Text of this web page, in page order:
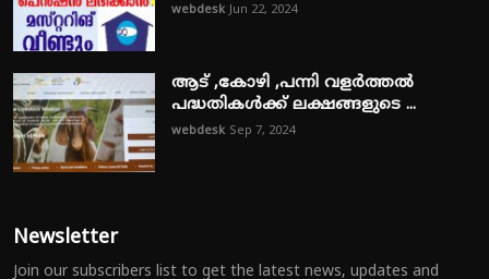
webdesk Jun 22, 2024
ആട് ,കോഴി ,പന്നി വളർത്തൽ
പദ്ധതികൾക്ക് ലക്ഷങ്ങളുടെ ...
webdesk Sep 7, 2024
Newsletter
Join our subscribers list to get the latest news, updates and